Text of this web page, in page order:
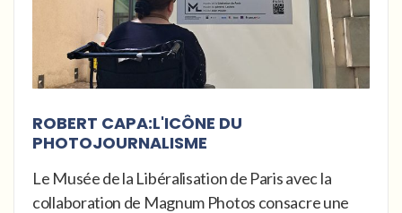
ROBERT CAPA:L'ICÔNE DU
PHOTOJOURNALISME
Le Musée de la Libéralisation de Paris avec la
collaboration de Magnum Photos consacre une